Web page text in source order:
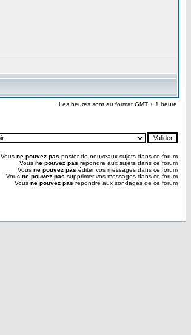
Les heures sont au format GMT + 1 heure
Vous ne pouvez pas poster de nouveaux sujets dans ce forum
Vous ne pouvez pas répondre aux sujets dans ce forum
Vous ne pouvez pas éditer vos messages dans ce forum
Vous ne pouvez pas supprimer vos messages dans ce forum
Vous ne pouvez pas répondre aux sondages de ce forum